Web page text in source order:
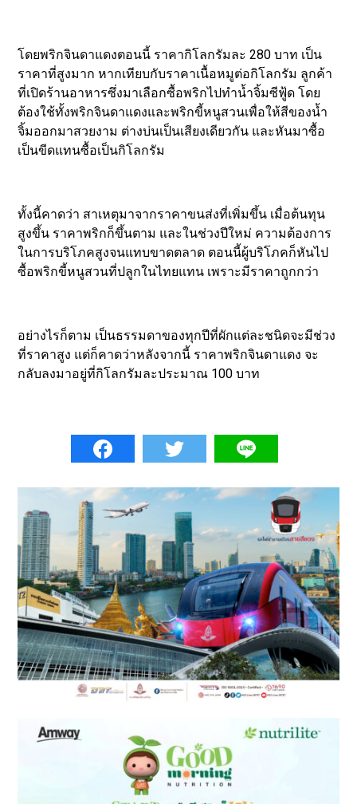
โดยพริกจินดาแดงตอนนี้ ราคากิโลกรัมละ 280 บาท เป็น
ราคาที่สูงมาก หากเทียบกับราคาเนื้อหมูต่อกิโลกรัม ลูกค้า
ที่เปิดร้านอาหารซึ่งมาเลือกซื้อพริกไปทำน้ำจิ้มซีฟู้ด โดย
ต้องใช้ทั้งพริกจินดาแดงและพริกขี้หนูสวนเพื่อให้สีของน้ำ
จิ้มออกมาสวยงาม ต่างบ่นเป็นเสียงเดียวกัน และหันมาซื้อ
เป็นขีดแทนซื้อเป็นกิโลกรัม
ทั้งนี้คาดว่า สาเหตุมาจากราคาขนส่งที่เพิ่มขึ้น เมื่อต้นทุน
สูงขึ้น ราคาพริกก็ขึ้นตาม และในช่วงปีใหม่ ความต้องการ
ในการบริโภคสูงจนแทบขาดตลาด ตอนนี้ผู้บริโภคก็หันไป
ซื้อพริกขี้หนูสวนที่ปลูกในไทยแทน เพราะมีราคาถูกกว่า
อย่างไรก็ตาม เป็นธรรมดาของทุกปีที่ผักแต่ละชนิดจะมีช่วง
ที่ราคาสูง แต่ก็คาดว่าหลังจากนี้ ราคาพริกจินดาแดง จะ
กลับลงมาอยู่ที่กิโลกรัมละประมาณ 100 บาท